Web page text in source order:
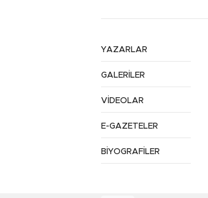
YAZARLAR
GALERİLER
VİDEOLAR
E-GAZETELER
BİYOGRAFİLER